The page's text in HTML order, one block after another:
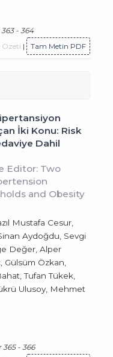
- 364
Özeti | Tam Metin PDF
İki Konu: Risk
Dahil
Editor: Two
and Obesity
Mustafa Cesur,
Aydoğdu, Sevgi
Değer, Alper
Özkan,
Tufan Tükek,
Ulusoy, Mehmet
365 - 366